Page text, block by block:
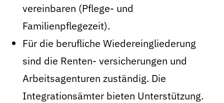
vereinbaren (Pflege- und
Familienpflegezeit).
Für die berufliche Wiedereingliederung
sind die Renten- versicherungen und
Arbeitsagenturen zuständig. Die
Integrationsämter bieten Unterstützung.